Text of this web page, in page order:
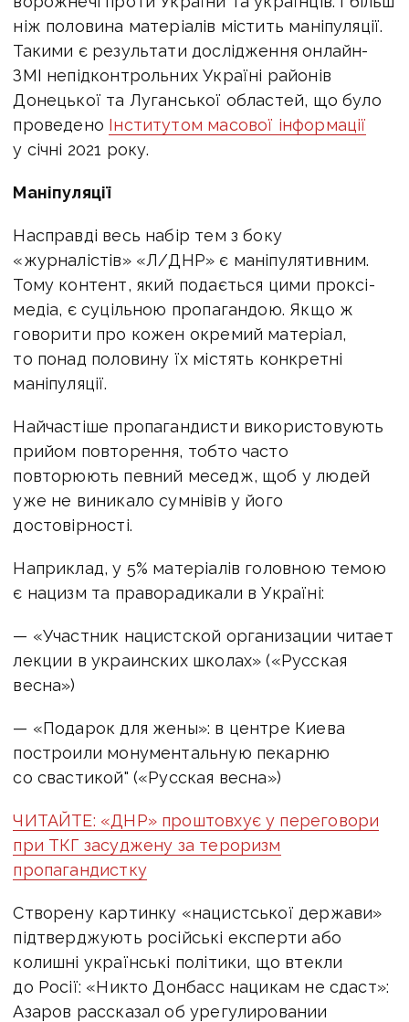
ніж половина матеріалів містить маніпуляції.
Такими є результати дослідження онлайн-
ЗМІ непідконтрольних Україні районів
Донецької та Луганської областей, що було
проведено Інститутом масової інформації
у січні 2021 року.
Маніпуляції
Насправді весь набір тем з боку
«журналістів» «Л/ДНР» є маніпулятивним.
Тому контент, який подається цими проксі-
медіа, є суцільною пропагандою. Якщо ж
говорити про кожен окремий матеріал,
то понад половину їх містять конкретні
маніпуляції.
Найчастіше пропагандисти використовують
прийом повторення, тобто часто
повторюють певний меседж, щоб у людей
уже не виникало сумнівів у його
достовірності.
Наприклад, у 5% матеріалів головною темою
є нацизм та праворадикали в Україні:
— «Участник нацистской организации читает
лекции в украинских школах» («Русская
весна»)
— «Подарок для жены»: в центре Киева
построили монументальную пекарню
со свастикой" («Русская весна»)
ЧИТАЙТЕ: «ДНР» проштовхує у переговори
при ТКГ засуджену за тероризм
пропагандистку
Створену картинку «нацистської держави»
підтверджують російські експерти або
колишні українські політики, що втекли
до Росії: «Никто Донбасс нацикам не сдаст»:
Азаров рассказал об урегулировании